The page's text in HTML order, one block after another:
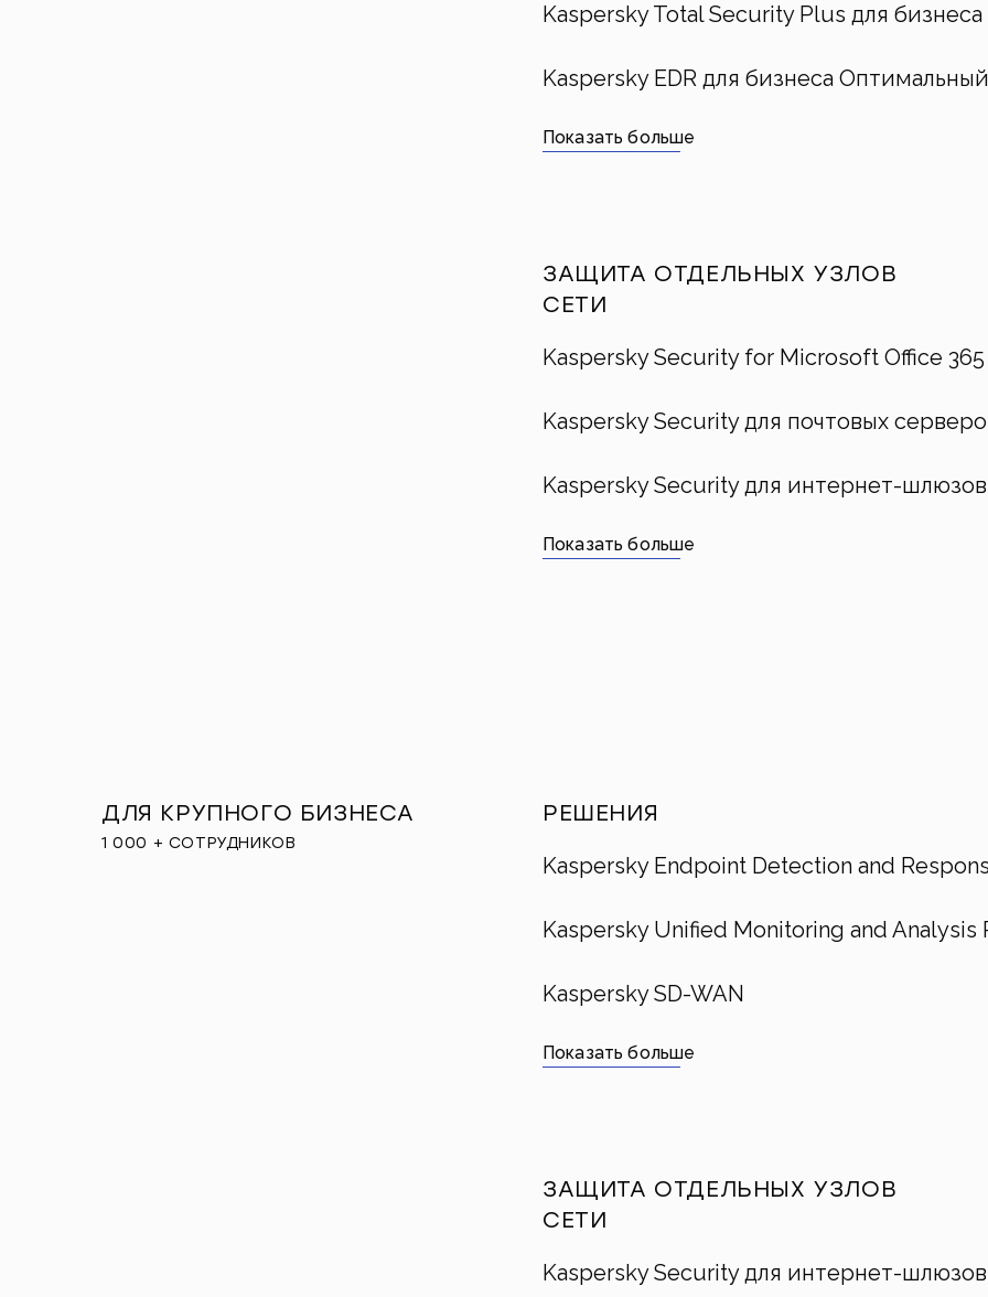
Kaspersky Total Security Plus для бизнеса
Kaspersky EDR для бизнеса Оптимальный
Показать больше
ЗАЩИТА ОТДЕЛЬНЫХ УЗЛОВ
СЕТИ
Kaspersky Security for Microsoft Office 365
Kaspersky Security для почтовых
Kaspersky Security для интернет-шлюзов
Показать больше
ДЛЯ КРУПНОГО БИЗНЕСА
1 000 + СОТРУДНИКОВ
РЕШЕНИЯ
Kaspersky Endpoint Detection and
Kaspersky Unified Monitoring and Analysis
Kaspersky SD-WAN
Показать больше
ЗАЩИТА ОТДЕЛЬНЫХ УЗЛОВ
СЕТИ
Kaspersky Security для интернет-шлюзов